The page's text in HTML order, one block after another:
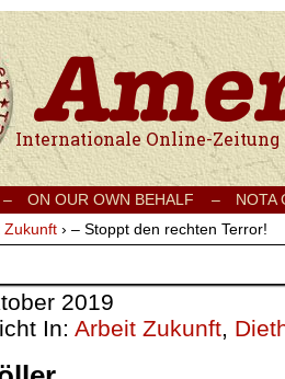
Internationale Onlinezeitung für Frieden,
– ON OUR OWN BEHALF –
NOTA
Zukunft › – Stoppt den rechten Terror!
2019
In: Arbeit Zukunft,